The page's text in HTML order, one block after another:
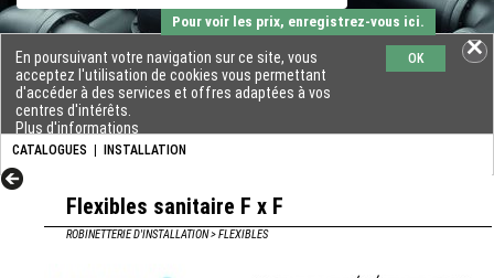
CATALOGUES INSTALLATION
En poursuivant votre navigation sur ce site, vous
acceptez l'utilisation de cookies vous permettant
d'accéder à des services et offres adaptées à vos
centres d'intérêts.
Plus d'informations
OK
Pour voir les prix, enregistrez-vous ici.